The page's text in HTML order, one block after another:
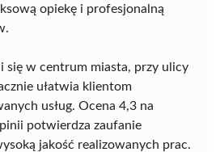
opiekę i profesjonalną
się w centrum miasta, przy ulicy
ułatwia klientom
usług. Ocena 4,3 na
potwierdza zaufanie
jakość realizowanych prac.